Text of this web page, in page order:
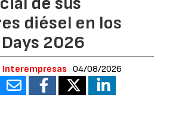
diésel en los
2026
Interempresas 04/08/2026